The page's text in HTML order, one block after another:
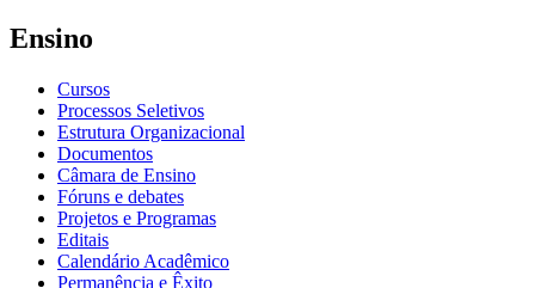
Ensino
Cursos
Processos Seletivos
Estrutura Organizacional
Documentos
Câmara de Ensino
Fóruns e debates
Projetos e Programas
Editais
Calendário Acadêmico
Permanência e Êxito